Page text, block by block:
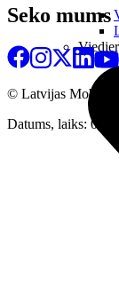
Seko mums
© Latvijas
Datums, laiks: